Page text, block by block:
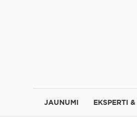
JAUNUMI EKSPERTI